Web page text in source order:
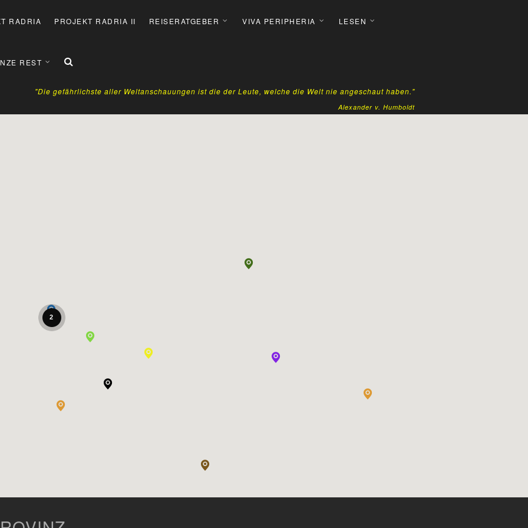
RADRIA PROJEKT RADRIA II REISERATGEBER VIVA PERIPHERIA LESEN
REST
"Die gefährlichste aller Weltanschauungen ist die der Leute, welche die Welt nie angeschaut haben."
Alexander v. Humboldt
2